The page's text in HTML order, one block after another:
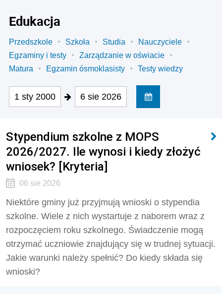
Edukacja
Przedszkole Szkoła Studia
Nauczyciele
Egzaminy i testy
Zarządzanie w oświacie
Matura
Egzamin ósmoklasisty Testy wiedzy
1 sty 2000 6 sie 2026
Stypendium szkolne z MOPS
2026/2027. Ile wynosi i kiedy złożyć
wniosek? [Kryteria]
06 sie 2026
Niektóre gminy już przyjmują wnioski o stypendia
szkolne. Wiele z nich wystartuje z naborem wraz z
rozpoczęciem roku szkolnego. Świadczenie mogą
otrzymać uczniowie znajdujący się w trudnej sytuacji.
Jakie warunki należy spełnić? Do kiedy składa się
wnioski?